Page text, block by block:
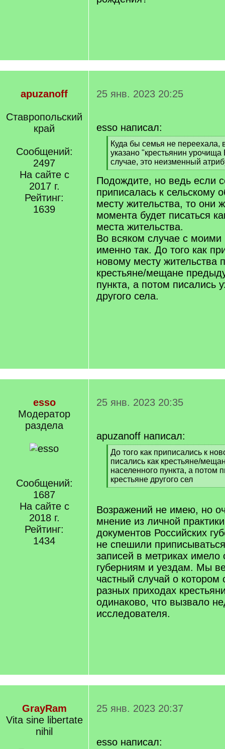
apuzanoff
Ставропольский
край
Сообщений:
2497
На сайте с
2017 г.
Рейтинг:
1639
25 янв. 2023 20:25
esso написал:
[
q
]
Куда бы семья не переехала,
указано "крестьянин
случае, это неизменный
[
/
q
]
Подождите, но ведь если
приписалась к сельскому
месту жительства, то они
момента будет писаться
места жительства.
Во всяком случае с моими
именно так. До того как
новому месту жительства
крестьяне/мещане
пункта, а потом писались
другого села.
esso
Модератор
раздела
Сообщений:
1687
На сайте с
2018 г.
Рейтинг:
1434
25 янв. 2023 20:35
apuzanoff написал:
[
q
]
До того как приписались к
писались как крестьяне/
населенного пункта, а потом
крестьяне другого сел
[
q
]
Возражений не имею, но
мнение из личной
документов Российских
не спешили
записей в метриках имело
губерниям и уездам. Мы
частный случай о
разных приходах
одинаково, что вызвало
исследователя.
GrayRam
Vita sine libertate
nihil
25 янв. 2023 20:37
esso написал: